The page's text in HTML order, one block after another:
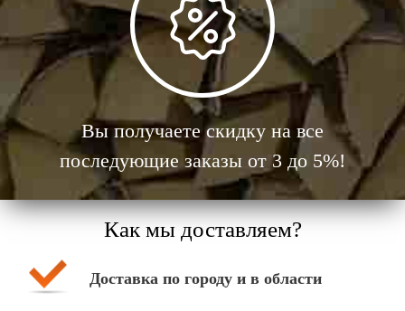
Вы получаете скидку на все
последующие заказы от 3 до 5%!
Как мы доставляем?
Доставка по городу и в области